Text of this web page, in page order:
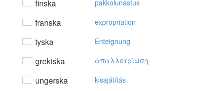
finska pakkolunastus
franska expropriation
tyska Enteignung
grekiska απαλλoτρίωση
ungerska kisajátítás